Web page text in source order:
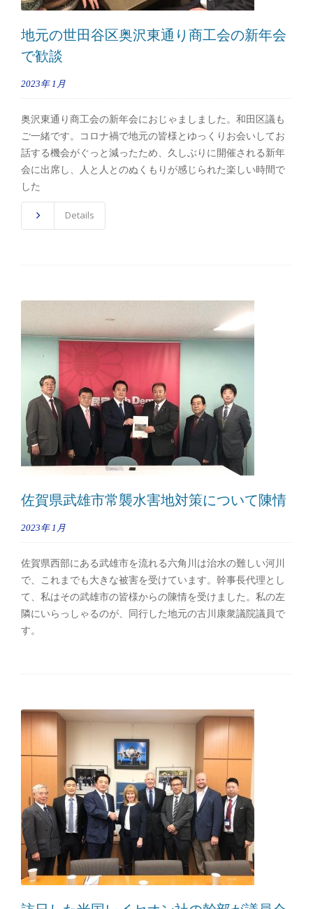
地元の世田谷区奥沢東通り商工会の新年会
で歓談
2023年 1月
奥沢東通り商工会の新年会におじゃましました。和田区議も
ご一緒です。コロナ禍で地元の皆様とゆっくりお会いしてお
話する機会がぐっと減ったため、久しぶりに開催される新年
会に出席し、人と人とのぬくもりが感じられた楽しい時間で
した
Details
佐賀県武雄市常襲水害地対策について陳情
2023年 1月
佐賀県西部にある武雄市を流れる六角川は治水の難しい河川
で、これまでも大きな被害を受けています。幹事長代理とし
て、私はその武雄市の皆様からの陳情を受けました。私の左
隣にいらっしゃるのが、同行した地元の古川康衆議院議員で
す。